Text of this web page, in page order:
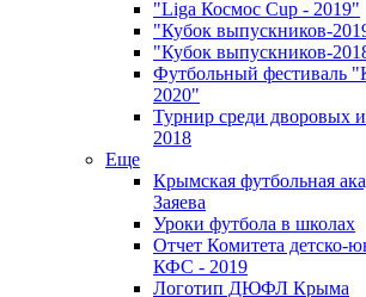
"Liga Космос Cup - 2019"
"Кубок выпускников-
"Кубок выпускников-
Футбольный фестиваль
2020"
Турнир среди дворовых
2018
Еще
Крымская футбольная
Заяева
Уроки футбола в школах
Отчет Комитета детско-
КФС - 2019
Логотип ДЮФЛ Крыма